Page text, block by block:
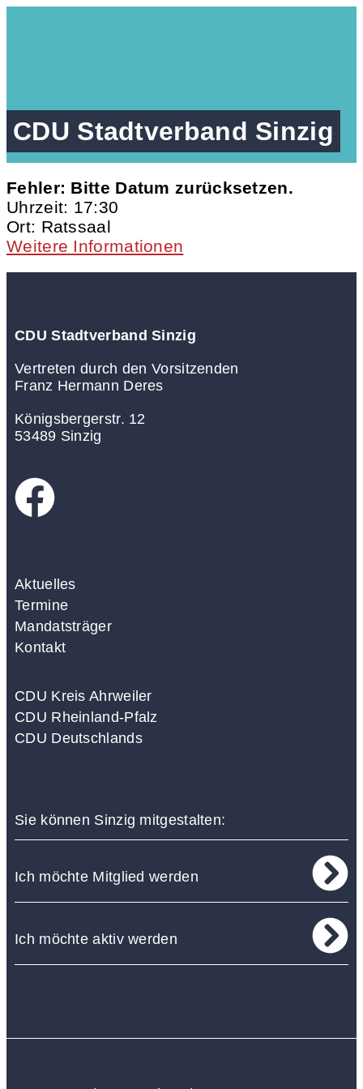
CDU Stadtverband Sinzig
Fehler: Bitte Datum zurücksetzen.
Uhrzeit: 17:30
Ort: Ratssaal
Weitere Informationen
CDU Stadtverband Sinzig
Vertreten durch den Vorsitzenden
Franz Hermann Deres
Königsbergerstr. 12
53489 Sinzig
Aktuelles
Termine
Mandatsträger
Kontakt
CDU Kreis Ahrweiler
CDU Rheinland-Pfalz
CDU Deutschlands
Sie können Sinzig mitgestalten:
Ich möchte Mitglied werden
Ich möchte aktiv werden